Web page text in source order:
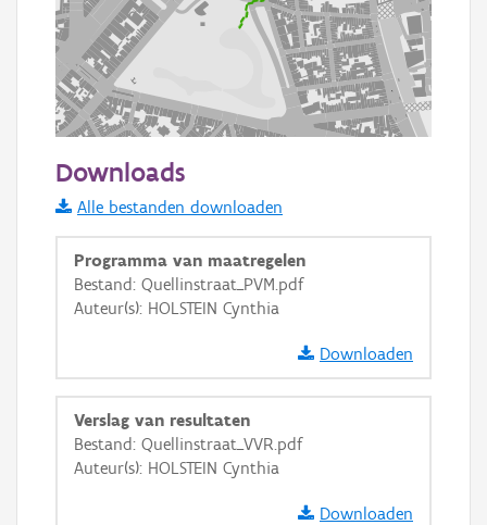
Informatie Vlaanderen
i
+ −
Basis Lagen
Downloads
Alle bestanden downloaden
Programma van maatregelen
Bestand: Quellinstraat_PVM.pdf
Auteur(s): HOLSTEIN Cynthia
Downloaden
Verslag van resultaten
Bestand: Quellinstraat_VVR.pdf
Auteur(s): HOLSTEIN Cynthia
Downloaden